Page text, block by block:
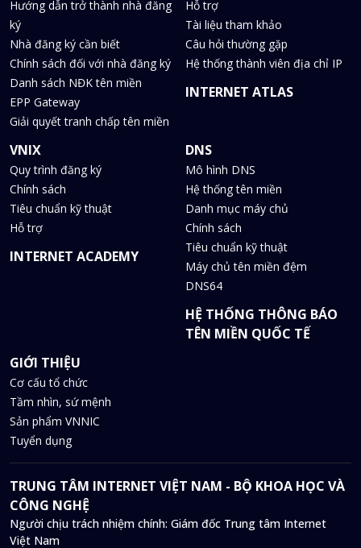
Hướng dẫn trở thành nhà đăng
ký
Nhà đăng ký cần biết
Chính sách đối với nhà đăng ký
Danh sách NĐK tên miền
EPP Gateway
Giải quyết tranh chấp tên miền
Hỗ trợ
Tài liệu tham khảo
Câu hỏi thường gặp
Hệ thống thành viên địa chỉ IP
INTERNET ATLAS
VNIX
Quy trình đăng ký
Chính sách
Tiêu chuẩn kỹ thuật
Hỗ trợ
INTERNET ACADEMY
DNS
Mô hình DNS
Hệ thống tên miền
Danh mục máy chủ
Chính sách
Tiêu chuẩn kỹ thuật
Máy chủ tên miền đệm
DNS64
HỆ THỐNG THÔNG BÁO
TÊN MIỀN QUỐC TẾ
GIỚI THIỆU
Cơ cấu tổ chức
Tầm nhìn, sứ mệnh
Sản phẩm VNNIC
Tuyển dụng
TRUNG TÂM INTERNET VIỆT NAM - BỘ KHOA HỌC VÀ
CÔNG NGHỆ
Người chịu trách nhiệm chính: Giám đốc Trung tâm Internet
Việt Nam